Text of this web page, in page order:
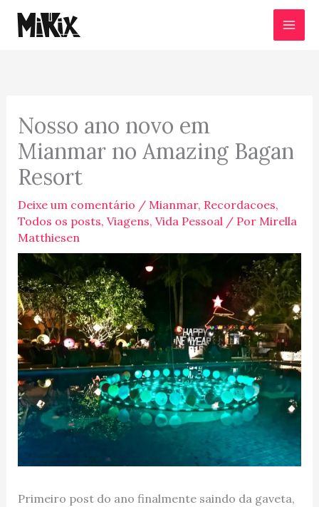
para
Nosso ano novo em
Mianmar no Amazing Bagan
Resort
Deixe um comentário / Mianmar, Recordacoes,
Todos os posts, Viagens, Vida Pessoal/ Por Mirella
Matthiesen
Primeiro post do ano finalmente saindo da gaveta,